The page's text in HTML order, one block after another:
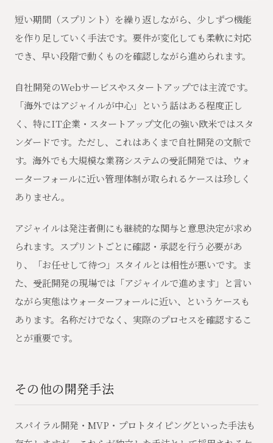
短い期間（スプリント）を繰り返しながら、少しずつ機能
を作り足していく手法です。要件が変化しても柔軟に対応
でき、早い段階で動くものを確認しながら進められます。
自社開発のWebサービスやスタートアップでは主流です。
「海外ではアジャイルが中心」という話はある程度正し
く、特にIT企業・スタートアップ文化の強い欧米ではスタ
ンダードです。ただし、これはあくまで自社開発の文脈で
す。海外でも大規模な業務システムの受託開発では、ウォ
ーターフォールに近い管理体制が取られるケースは珍しく
ありません。
アジャイルは発注者側にも継続的な関与と意思決定が求め
られます。スプリントごとに確認・承認を行う必要があ
り、「お任せして待つ」スタイルとは相性が悪いです。ま
た、受託開発の現場では「アジャイルで進めます」と言い
ながら実態はウォーターフォールに近い、というケースも
あります。名称だけでなく、実際のプロセスを確認するこ
とが重要です。
その他の開発手法
スパイラル開発・MVP・プロトタイピングといった手法も